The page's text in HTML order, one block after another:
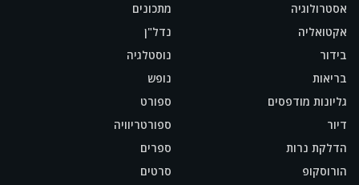
אסטרולוגיה
אקטואליה
בידור
בריאות
גליונות מודפסים
דיור
הדלקת נרות
הורוסקופ
מתכונים
נדל"ן
נוסטלגיה
נופש
ספורט
ספורטריוויה
ספרים
סרטים